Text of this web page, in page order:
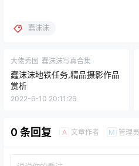
蠢沫沫
大佬秀图 蠢沫沫写真合集
蠢沫沫地铁任务,精品摄影作品
赏析
2022-6-10 20:11:26
0 条回复 A 文章作者 M 管理员